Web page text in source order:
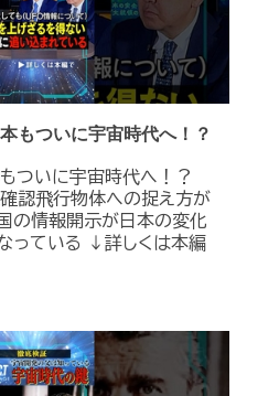
もついに宇宙時代へ！？
もついに宇宙時代へ！？
認飛行物体への捉え方が
の情報開示が日本の変化
っている ↓詳しくは本編